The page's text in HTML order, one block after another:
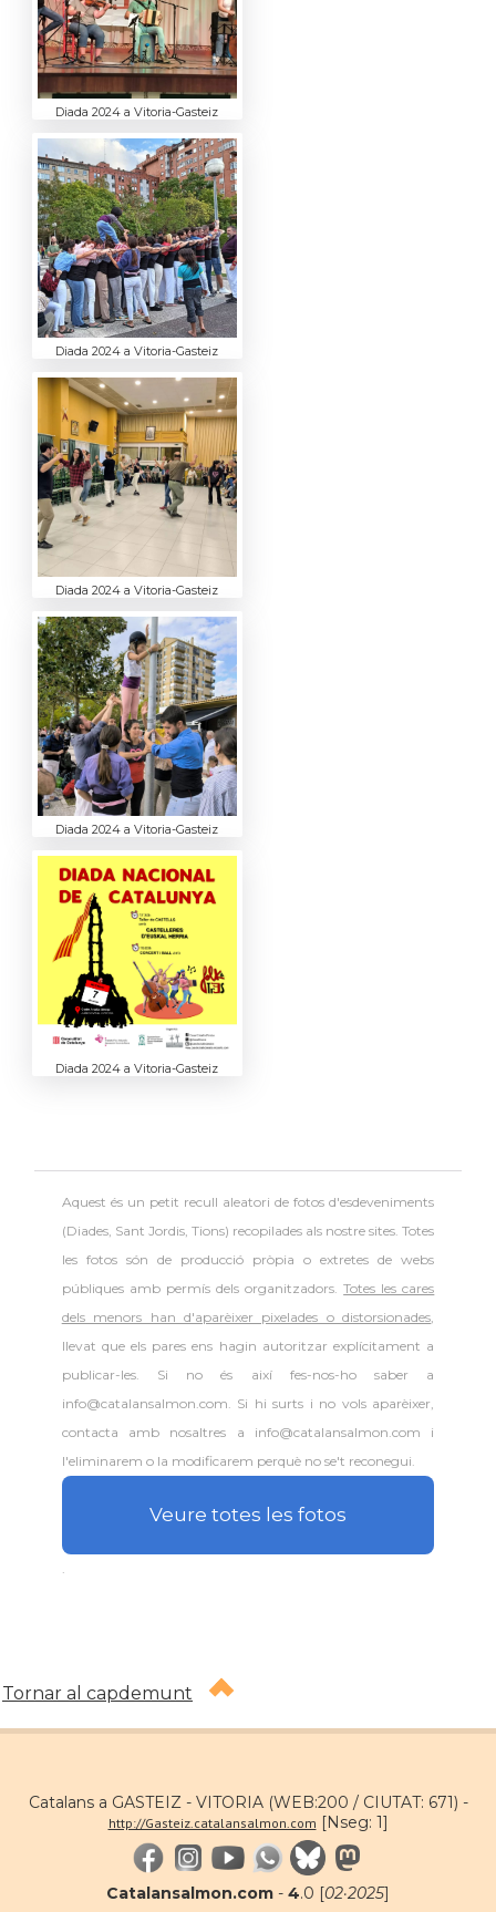
Diada 2024 a Vitoria-Gasteiz
Diada 2024 a Vitoria-Gasteiz
Diada 2024 a Vitoria-Gasteiz
Diada 2024 a Vitoria-Gasteiz
Diada 2024 a Vitoria-Gasteiz
Aquest és un petit recull aleatori defotos d'esdeveniments
(Diades, Sant Jordis, Tions) recopilades als nostre sites. Totes
les fotos són de producció pròpia o extretes de webs
públiques amb permís dels organitzadors.Totes les cares
dels menors han d'aparèixer pixelades o distorsionades,
llevat que els pares ens hagin autoritzar explícitament a
publicar-les. Si no és així fes-nos-ho saber a
info@catalansalmon.com. Si hi surts i no vols aparèixer,
contacta amb nosaltres a info@catalansalmon.com i
l'eliminarem o la modificarem perquè no se't reconegui.
Veure totes les fotos
Tornar al capdemunt
Catalans a GASTEIZ - VITORIA (WEB:200 / CIUTAT: 671) -
http://Gasteiz.catalansalmon.com [Nseg: 1]
Catalansalmon.com - 4.0 [02·2025]